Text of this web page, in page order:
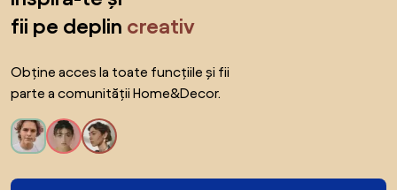
fii pe deplin creativ
Obține acces la toate funcțiile și fii
parte a comunității Home&Decor.